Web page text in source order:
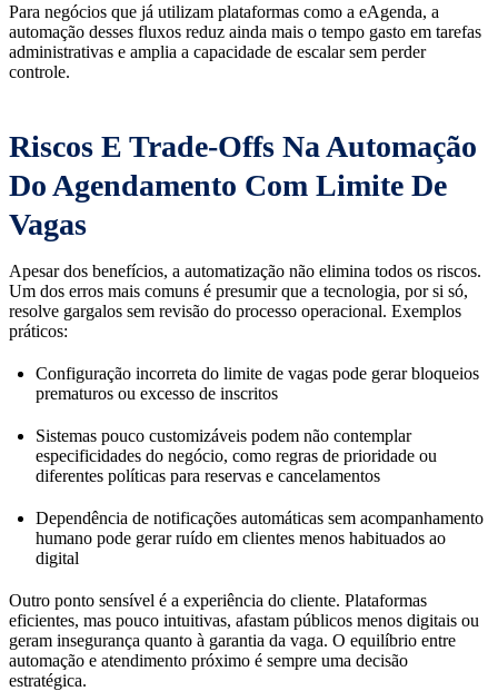
Para negócios que já utilizam plataformas como a eAgenda, a
automação desses fluxos reduz ainda mais o tempo gasto em tarefas
administrativas e amplia a capacidade de escalar sem perder
controle.
Riscos E Trade-Offs Na Automação
Do Agendamento Com Limite De
Vagas
Apesar dos benefícios, a automatização não elimina todos os riscos.
Um dos erros mais comuns é presumir que a tecnologia, por si só,
resolve gargalos sem revisão do processo operacional. Exemplos
práticos:
Configuração incorreta do limite de vagas pode gerar bloqueios
prematuros ou excesso de inscritos
Sistemas pouco customizáveis podem não contemplar
especificidades do negócio, como regras de prioridade ou
diferentes políticas para reservas e cancelamentos
Dependência de notificações automáticas sem acompanhamento
humano pode gerar ruído em clientes menos habituados ao
digital
Outro ponto sensível é a experiência do cliente. Plataformas
eficientes, mas pouco intuitivas, afastam públicos menos digitais ou
geram insegurança quanto à garantia da vaga. O equilíbrio entre
automação e atendimento próximo é sempre uma decisão
estratégica.